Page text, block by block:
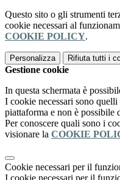
Questo sito o gli strumenti
cookie necessari al
COOKIE POLICY.
Personalizza Rifiuta tutti i
Gestione cookie
In questa schermata è
I cookie necessari sono
piattaforma e non è possibile
Per conoscere quali sono i
visionare la COOKIE
Cookie necessari per il
I cookie necessari per il